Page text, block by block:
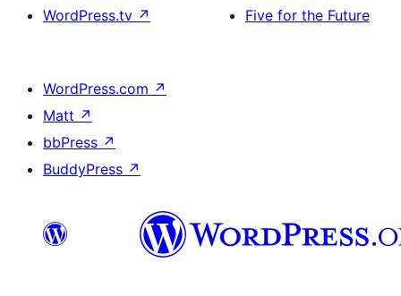
WordPress.tv ↗
Five for the Future
WordPress.com ↗
Matt ↗
bbPress ↗
BuddyPress ↗